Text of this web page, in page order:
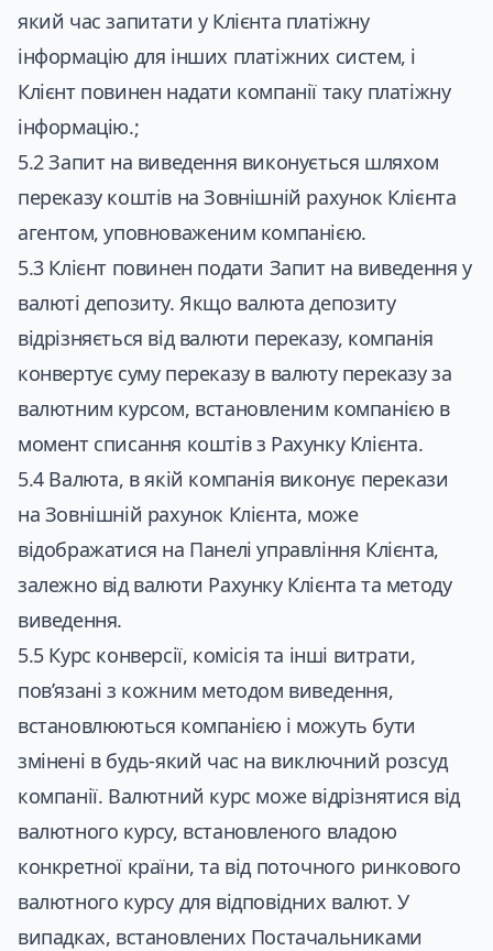
який час запитати у Клієнта платіжну
інформацію для інших платіжних систем, і
Клієнт повинен надати компанії таку платіжну
інформацію.;
5.2 Запит на виведення виконується шляхом
переказу коштів на Зовнішній рахунок Клієнта
агентом, уповноваженим компанією.
5.3 Клієнт повинен подати Запит на виведення у
валюті депозиту. Якщо валюта депозиту
відрізняється від валюти переказу, компанія
конвертує суму переказу в валюту переказу за
валютним курсом, встановленим компанією в
момент списання коштів з Рахунку Клієнта.
5.4 Валюта, в якій компанія виконує перекази
на Зовнішній рахунок Клієнта, може
відображатися на Панелі управління Клієнта,
залежно від валюти Рахунку Клієнта та методу
виведення.
5.5 Курс конверсії, комісія та інші витрати,
пов’язані з кожним методом виведення,
встановлюються компанією і можуть бути
змінені в будь-який час на виключний розсуд
компанії. Валютний курс може відрізнятися від
валютного курсу, встановленого владою
конкретної країни, та від поточного ринкового
валютного курсу для відповідних валют. У
випадках, встановлених Постачальниками